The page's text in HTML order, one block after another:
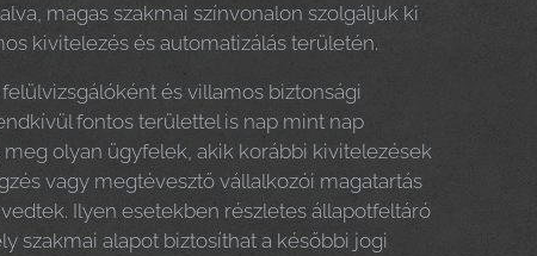
magas szakmai színvonalon szolgáljuk ki
kivitelezés és automatizálás területén.
és villamos biztonsági
fontos területtel is nap mint nap
olyan ügyfelek, akik korábbi kivitelezések
vagy megtévesztő vállalkozói magatartás
Ilyen esetekben részletes állapotfeltáró
szakmai alapot biztosíthat a későbbi jogi